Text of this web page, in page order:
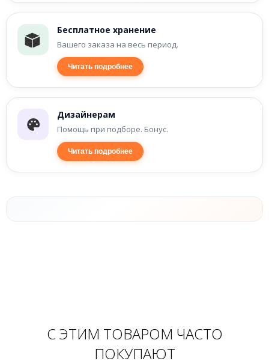
Бесплатное хранение
Вашего заказа на весь период.
Читать подробнее
Дизайнерам
Помощь при подборе. Бонус.
Читать подробнее
С ЭТИМ ТОВАРОМ ЧАСТО
ПОКУПАЮТ